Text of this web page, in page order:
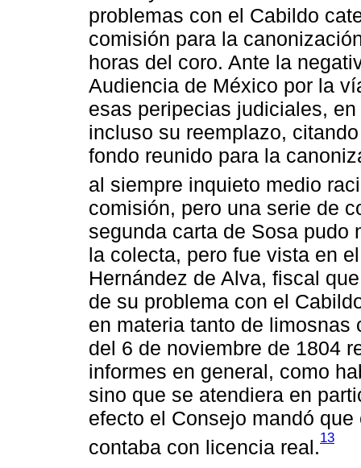
problemas con el Cabildo
comisión para la
horas del coro. Ante la
Audiencia de México por la
esas peripecias judiciales,
incluso su reemplazo,
fondo reunido para la
al siempre inquieto medio
comisión, pero una serie de
segunda carta de Sosa pudo
la colecta, pero fue vista en
Hernández de Alva, fiscal
de su problema con el
en materia tanto de
del 6 de noviembre de 1804
informes en general, como
sino que se atendiera en
efecto el Consejo mandó
contaba con licencia real.13